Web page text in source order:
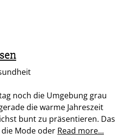
noch die Umgebung grau
die warme Jahreszeit
bunt zu präsentieren. Das
Mode oder Read more...